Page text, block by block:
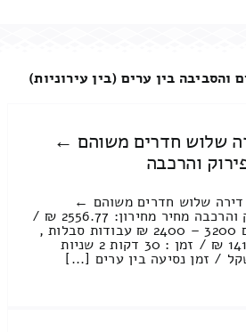
והסביבה בין ערים (בין עירוניות)
שלוש חדרים משוהם ←
והרכבה
שלוש חדרים משוהם ←
למגשימים כולל פירוק והרכבה מחיר מחירון: 2556.77 ₪ /
אלה שבטווח המחירים 3200 – 2400 ₪ עבודות סבלות ,
טעינה ופריקה : 1413.99 ₪ / זמן : 30 דקות 2 שניות